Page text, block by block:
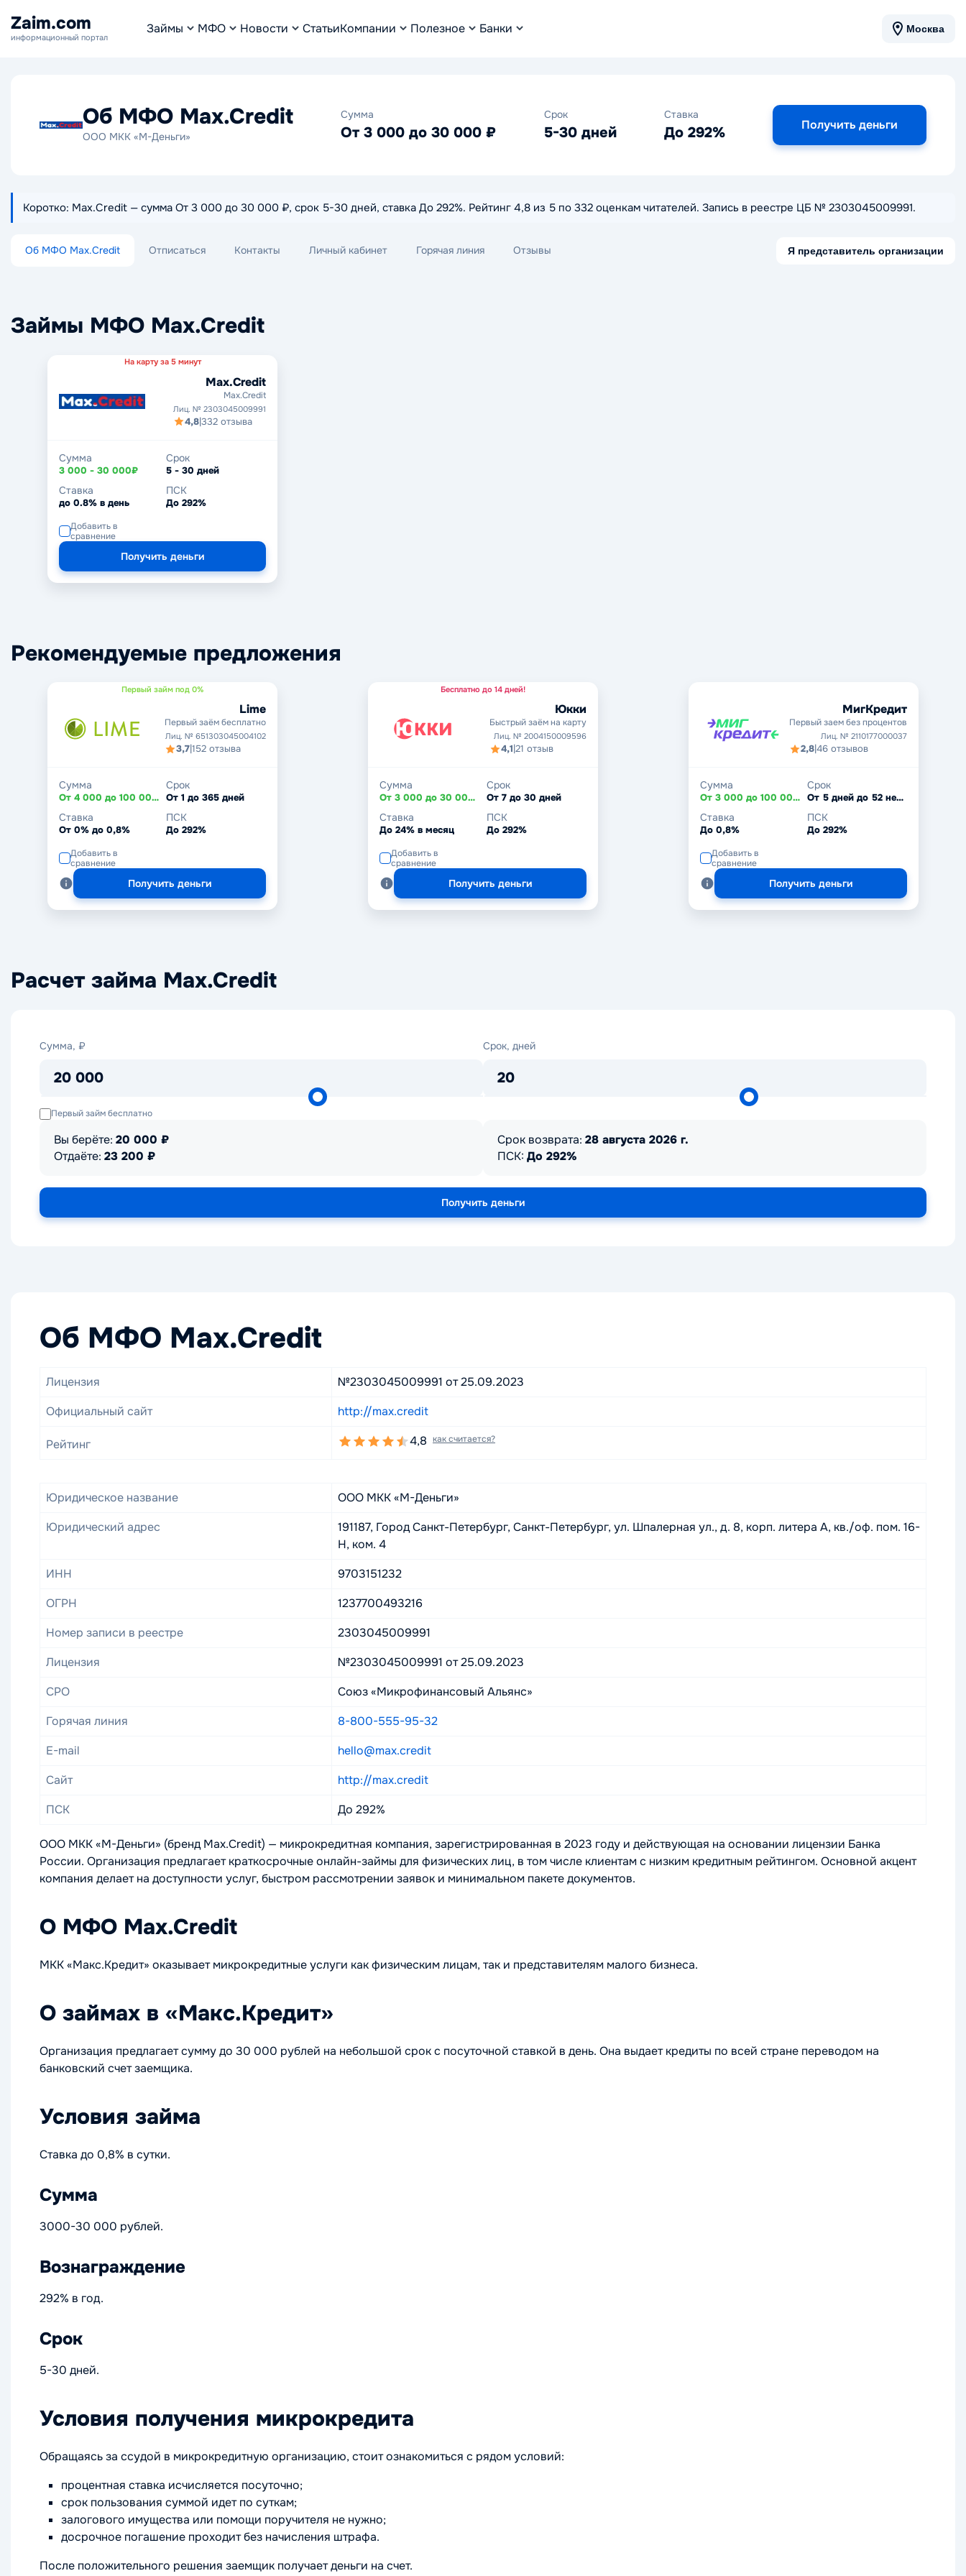
Zaim.com
информационный портал
Займы МФО Новости СтатьиКомпании Полезное Банки Москва
Об МФО Max.Credit
ООО МКК «М-Деньги»
Сумма
От 3 000 до 30 000 ₽
Срок
5-30 дней
Ставка
До 292% Получить деньги
Коротко: Max.Credit — сумма От 3 000 до 30 000 ₽, срок 5-30 дней, ставка До 292%. Рейтинг 4,8 из 5 по 332 оценкам читателей. Запись в реестре ЦБ № 2303045009991.
Об МФО Max.Credit Отписаться Контакты Личный кабинет Горячая линия Отзывы Я представитель организации
Займы МФО Max.Credit
На карту за 5 минут
Max.Credit
Max.Credit
Лиц. № 2303045009991
4,8|332 отзыва
Сумма
3 000 - 30 000₽
Срок
5 - 30 дней
Ставка
до 0.8% в день
ПСК
До 292%
Добавить в
сравнение
Получить деньги
Рекомендуемые предложения
Первый займ под 0%
Lime
Первый заём бесплатно
Лиц. № 651303045004102
3,7|152 отзыва
Сумма
От 4 000 до 100 000 ₽
Срок
От 1 до 365 дней
Ставка
От 0% до 0,8%
ПСК
До 292%
Добавить в
сравнение
Получить деньги
Бесплатно до 14 дней!
Юкки
Быстрый заём на карту
Лиц. № 2004150009596
4,1|21 отзыв
Сумма
От 3 000 до 30 000 ₽
Срок
От 7 до 30 дней
Ставка
До 24% в месяц
ПСК
До 292%
Добавить в
сравнение
Получить деньги
МигКредит
Первый заем без процентов
Лиц. № 2110177000037
2,8|46 отзывов
Сумма
От 3 000 до 100 000 ₽
Срок
От 5 дней до 52 недель
Ставка
До 0,8%
ПСК
До 292%
Добавить в
сравнение
Получить деньги
Расчет займа Max.Credit
Сумма, ₽
20 000
Сумма,
Срок, дней
20
Срок,
Первый займ бесплатно
Вы берёте: 20 000 ₽
Отдаёте: 23 200 ₽
Срок возврата: 28 августа 2026 г.
ПСК: До 292%
Получить деньги
Об МФО Max.Credit
Лицензия
№2303045009991 от 25.09.2023
Официальный сайт
http://max.credit
Рейтинг 4,8 как считается?
Юридическое название
ООО МКК «М-Деньги»
Юридический адрес
191187, Город Санкт-Петербург, Санкт-Петербург, ул. Шпалерная ул., д. 8, корп. литера А, кв./оф. пом. 16-
Н, ком. 4
ИНН
9703151232
ОГРН
1237700493216
Номер записи в реестре
2303045009991
Лицензия
№2303045009991 от 25.09.2023
СРО
Союз «Микрофинансовый Альянс»
Горячая линия
8-800-555-95-32
E-mail
hello@max.credit
Сайт
http://max.credit
ПСК
До 292%
ООО МКК «М-Деньги» (бренд Max.Credit) — микрокредитная компания, зарегистрированная в 2023 году и действующая на основании лицензии Банка
России. Организация предлагает краткосрочные онлайн-займы для физических лиц, в том числе клиентам с низким кредитным рейтингом. Основной акцент
компания делает на доступности услуг, быстром рассмотрении заявок и минимальном пакете документов.
О МФО Max.Credit
МКК «Макс.Кредит» оказывает микрокредитные услуги как физическим лицам, так и представителям малого бизнеса.
О займах в «Макс.Кредит»
Организация предлагает сумму до 30 000 рублей на небольшой срок с посуточной ставкой в день. Она выдает кредиты по всей стране переводом на
банковский счет заемщика.
Условия займа
Ставка до 0,8% в сутки.
Сумма
3000-30 000 рублей.
Вознаграждение
292% в год.
Срок
5-30 дней.
Условия получения микрокредита
Обращаясь за ссудой в микрокредитную организацию, стоит ознакомиться с рядом условий:
процентная ставка исчисляется посуточно;
срок пользования суммой идет по суткам;
залогового имущества или помощи поручителя не нужно;
досрочное погашение проходит без начисления штрафа.
После положительного решения заемщик получает деньги на счет.